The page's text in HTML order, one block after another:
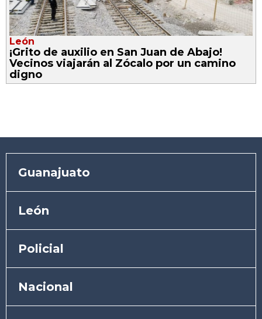
León
¡Grito de auxilio en San Juan de Abajo!
Vecinos viajarán al Zócalo por un camino
digno
Guanajuato
León
Policial
Nacional